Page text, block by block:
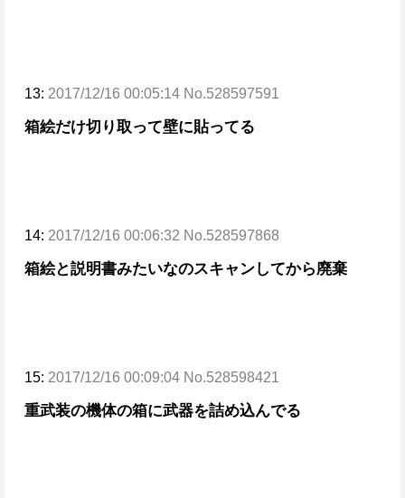
13: 2017/12/16 00:05:14 No.528597591
箱絵だけ切り取って壁に貼ってる
14: 2017/12/16 00:06:32 No.528597868
箱絵と説明書みたいなのスキャンしてから廃棄
15: 2017/12/16 00:09:04 No.528598421
重武装の機体の箱に武器を詰め込んでる